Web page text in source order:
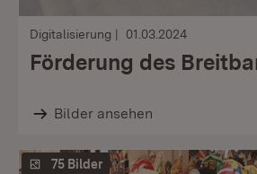
Digitalisierung 01.03.2024
Förderung des
Bilder ansehen
75 Bilder